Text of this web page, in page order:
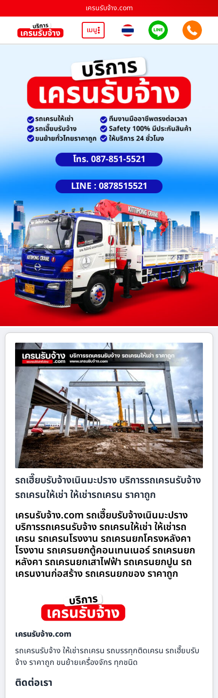
เครนรับจ้าง.com
เมนู
โทร. 087-851-5521
LINE : 0878515521
รถเฮี๊ยบรับจ้างเนินมะปราง บริการรถเครนรับจ้าง
รถเครนให้เช่า ให้เช่ารถเครน ราคาถูก
เครนรับจ้าง.com รถเฮี๊ยบรับจ้างเนินมะปราง
บริการรถเครนรับจ้าง รถเครนให้เช่า ให้เช่ารถ
เครน รถเครนโรงงาน รถเครนยกโครงหลังคา
โรงงาน รถเครนยกตู้คอนเทนเนอร์ รถเครนยก
หลังคา รถเครนยกเสาไฟฟ้า รถเครนยกปูน รถ
เครนงานก่อสร้าง รถเครนยกของ ราคาถูก
เครนรับจ้าง.com
รถเครนรับจ้าง ให้เช่ารถเครน รถบรรทุกติดเครน รถเฮี๊ยบรับ
จ้าง ราคาถูก ขนย้ายเครื่องจักร ทุกชนิด
ติดต่อเรา